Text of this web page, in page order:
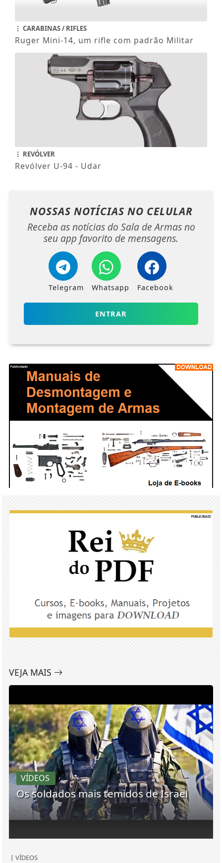
CARABINAS / RIFLES
Ruger Mini-14, um rifle com padrão Militar
REVÓLVER
Revólver U-94 - Udar
NOSSAS NOTÍCIAS NO CELULAR
Receba as notícias do Sala de Armas no
seu app favorito de mensagens.
Telegram Whatsapp Facebook
ENTRAR
VEJA MAIS
VÍDEOS
Os soldados mais temidos de Israel
VÍDEOS